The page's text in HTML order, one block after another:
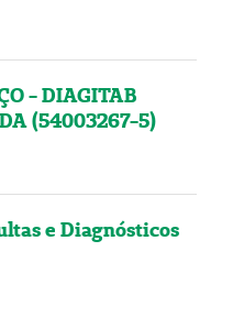
- DIAGITAB
(54003267-5)
e Diagnósticos